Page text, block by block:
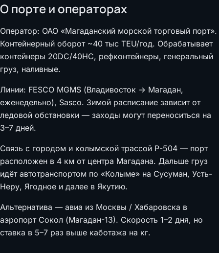
О порте и операторах
Оператор: ОАО «Магаданский морской торговый порт».
Контейнерный оборот ~40 тыс TEU/год. Обрабатывает
контейнеры 20DC/40HC, рефконтейнеры, генеральный
груз, наливные.
Линии: FESCO MGMS (Владивосток → Магадан,
еженедельно), Sasco. Зимой расписание зависит от
ледовой обстановки — заходы могут переноситься на
3–7 дней.
Связь с городом и колымской трассой Р-504 — порт
расположен в 4 км от центра Магадана. Дальше груз
идёт автотранспортом по «Колыме» на Сусуман, Усть-
Неру, Ягодное и далее в Якутию.
Альтернатива — авиа из Москвы / Хабаровска в
аэропорт Сокол (Магадан-13). Скорость 1–2 дня, но
ставка в 5–7 раз выше каботажа на кг.